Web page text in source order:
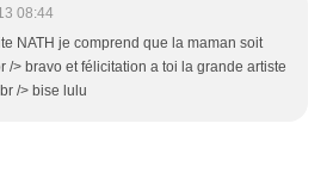
08:44
NATH je comprend que la maman soit
/> bravo et félicitation a toi la grande artiste
/> bise lulu